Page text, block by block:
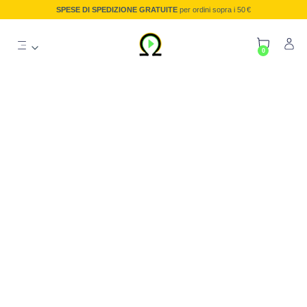
SPESE DI SPEDIZIONE GRATUITE per ordini sopra i 50 €
0